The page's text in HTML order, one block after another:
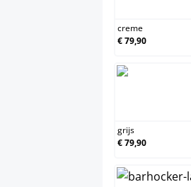
creme
€ 79,90
grijs
€ 79,90